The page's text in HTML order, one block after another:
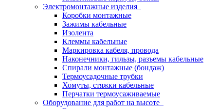
Электромонтажные изделия
Коробки монтажные
Зажимы кабельные
Изолента
Клеммы кабельные
Маркировка кабеля, провода
Наконечники, гильзы, разъемы кабельные
Спирали монтажные (бондаж)
Термоусадочные трубки
Хомуты, стяжки кабельные
Перчатки термоусаживаемые
Оборудование для работ на высоте